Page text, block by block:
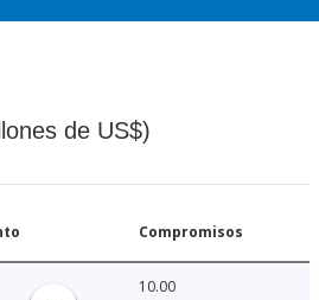
de US$)
Compromisos
10.00